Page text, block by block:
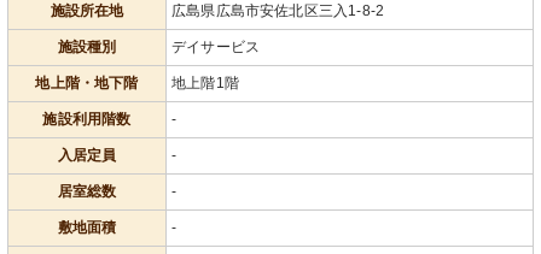
施設所在地 広島県広島市安佐北区三入1-8-2
施設種別 デイサービス
地上階・地下階 地上階1階
施設利用階数 -
入居定員 -
居室総数 -
敷地面積 -